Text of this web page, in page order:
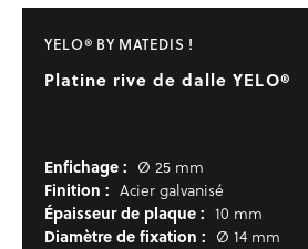
YELO® BY MATEDIS !
Platine rive de dalle YELO®
Enfichage : Ø 25 mm
Finition : Acier galvanisé
Épaisseur de plaque : 10 mm
Diamètre de fixation : Ø 14 mm